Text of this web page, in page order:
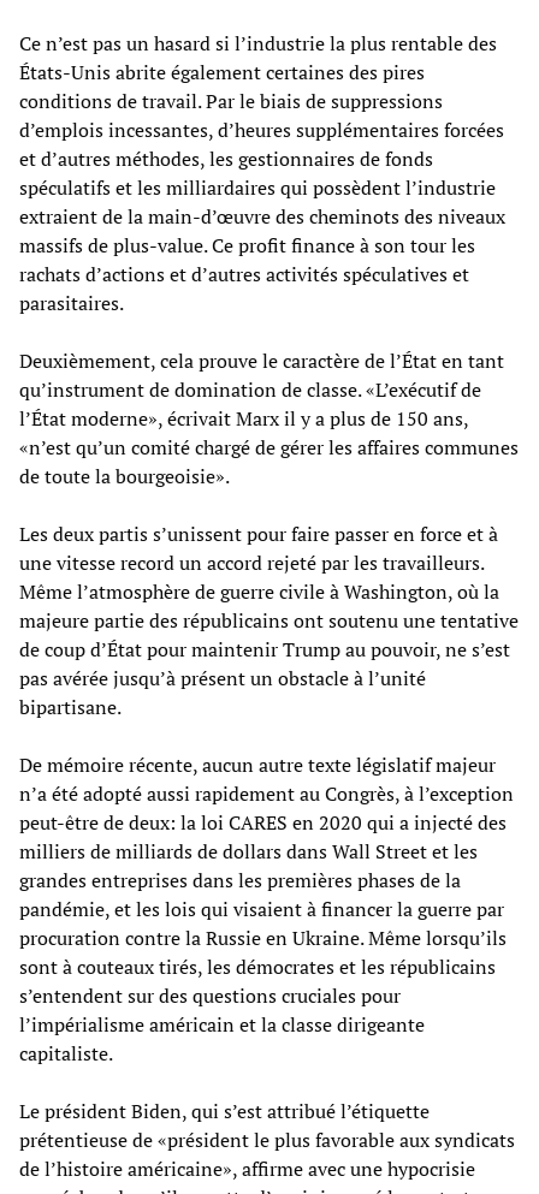
Ce n’est pas un hasard si l’industrie la plus rentable des
États-Unis abrite également certaines des pires
conditions de travail. Par le biais de suppressions
d’emplois incessantes, d’heures supplémentaires forcées
et d’autres méthodes, les gestionnaires de fonds
spéculatifs et les milliardaires qui possèdent l’industrie
extraient de la main-d’œuvre des cheminots des niveaux
massifs de plus-value. Ce profit finance à son tour les
rachats d’actions et d’autres activités spéculatives et
parasitaires.
Deuxièmement, cela prouve le caractère de l’État en tant
qu’instrument de domination de classe. «L’exécutif de
l’État moderne», écrivait Marx il y a plus de 150 ans,
«n’est qu’un comité chargé de gérer les affaires communes
de toute la bourgeoisie».
Les deux partis s’unissent pour faire passer en force et à
une vitesse record un accord rejeté par les travailleurs.
Même l’atmosphère de guerre civile à Washington, où la
majeure partie des républicains ont soutenu une tentative
de coup d’État pour maintenir Trump au pouvoir, ne s’est
pas avérée jusqu’à présent un obstacle à l’unité
bipartisane.
De mémoire récente, aucun autre texte législatif majeur
n’a été adopté aussi rapidement au Congrès, à l’exception
peut-être de deux: la loi CARES en 2020 qui a injecté des
milliers de milliards de dollars dans Wall Street et les
grandes entreprises dans les premières phases de la
pandémie, et les lois qui visaient à financer la guerre par
procuration contre la Russie en Ukraine. Même lorsqu’ils
sont à couteaux tirés, les démocrates et les républicains
s’entendent sur des questions cruciales pour
l’impérialisme américain et la classe dirigeante
capitaliste.
Le président Biden, qui s’est attribué l’étiquette
prétentieuse de «président le plus favorable aux syndicats
de l’histoire américaine», affirme avec une hypocrisie